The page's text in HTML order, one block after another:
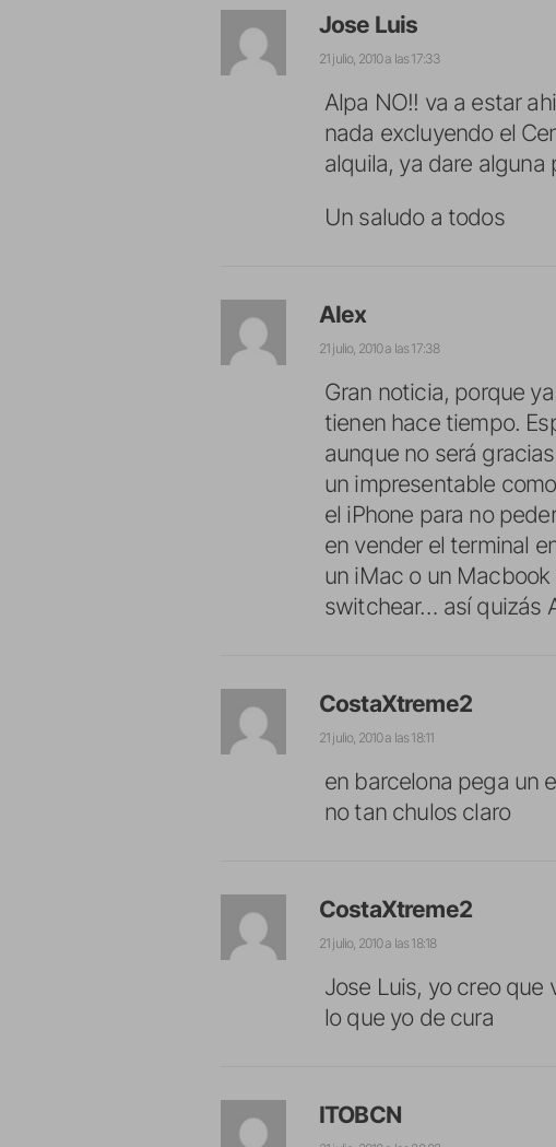
Jose Luis
21 julio, 2010 a las 17:33
Alpa NO!! va a estar
nada excluyendo el
alquila, ya dare alguna
Un saludo a todos
Alex
21 julio, 2010 a las 17:38
Gran noticia, porque
tienen hace tiempo.
aunque no será
un impresentable
el iPhone para no
en vender el terminal
un iMac o un
switchear… así quizás
CostaXtreme2
21 julio, 2010 a las 18:11
en barcelona pega un
no tan chulos claro
CostaXtreme2
21 julio, 2010 a las 18:18
Jose Luis, yo creo que
lo que yo de cura
ITOBCN